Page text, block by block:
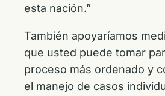
esta nación.”
También apoyaríamos
que usted puede tomar
proceso más ordenado y
el manejo de casos